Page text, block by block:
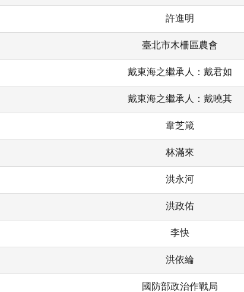
許進明
臺北市木柵區農會
戴東海之繼承人：戴君如
戴東海之繼承人：戴曉其
韋芝箴
林滿來
洪永河
洪政佑
李快
洪依綸
國防部政治作戰局